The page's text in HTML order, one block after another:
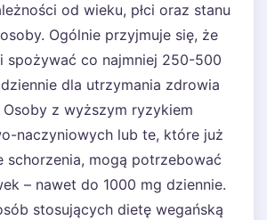
od wieku, płci oraz stanu
Ogólnie przyjmuje się, że
spożywać co najmniej 250-500
dla utrzymania zdrowia
z wyższym ryzykiem
naczyniowych lub te, które już
schorzenia, mogą potrzebować
– nawet do 1000 mg dziennie.
stosujących dietę wegańską